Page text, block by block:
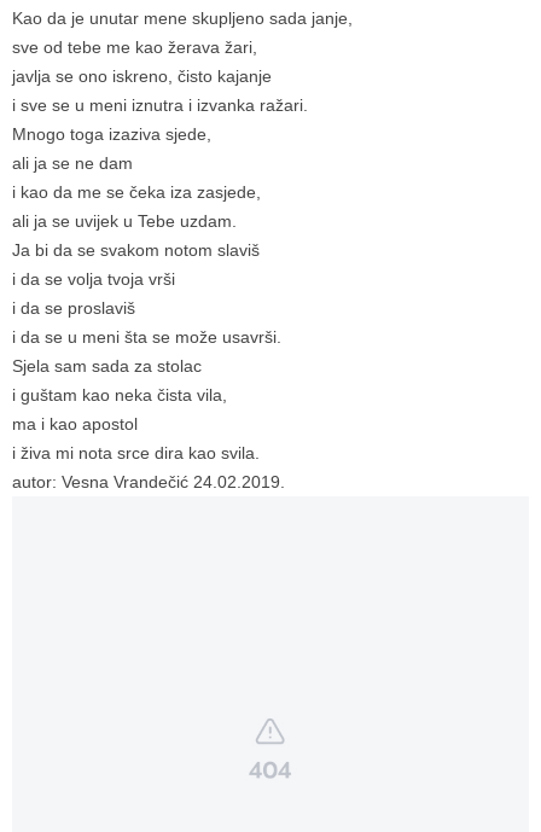
Kao da je unutar mene skupljeno sada janje,
sve od tebe me kao žerava žari,
javlja se ono iskreno, čisto kajanje
i sve se u meni iznutra i izvanka ražari.
Mnogo toga izaziva sjede,
ali ja se ne dam
i kao da me se čeka iza zasjede,
ali ja se uvijek u Tebe uzdam.
Ja bi da se svakom notom slaviš
i da se volja tvoja vrši
i da se proslaviš
i da se u meni šta se može usavrši.
Sjela sam sada za stolac
i guštam kao neka čista vila,
ma i kao apostol
i živa mi nota srce dira kao svila.
autor: Vesna Vrandečić 24.02.2019.